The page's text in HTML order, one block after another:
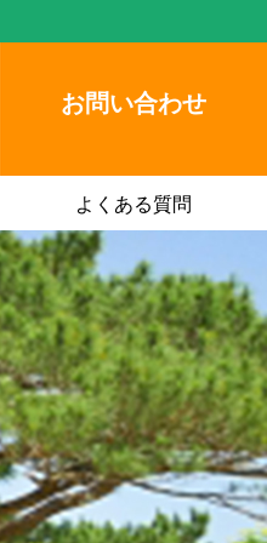
お問い合わせ
よくある質問